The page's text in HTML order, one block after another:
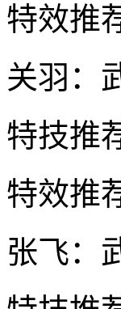
特效推
关羽：
特技推
特效推
张飞：